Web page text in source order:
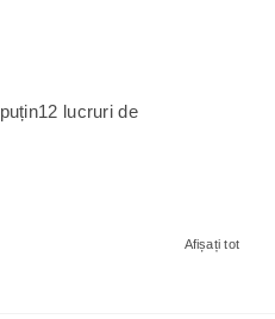
lucruri de
Afișați tot